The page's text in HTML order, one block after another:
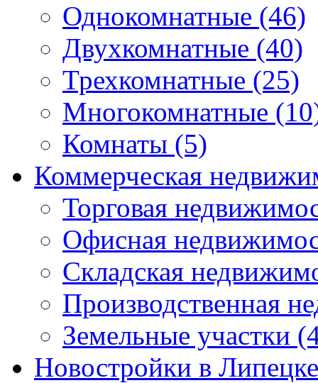
Однокомнатные (46)
Двухкомнатные (40)
Трехкомнатные (25)
Многокомнатные
Комнаты (5)
Коммерческая
Торговая
Офисная
Складская
Производственная
Земельные участки
Новостройки в Липецке